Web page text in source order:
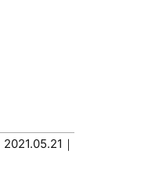
2021.05.21｜